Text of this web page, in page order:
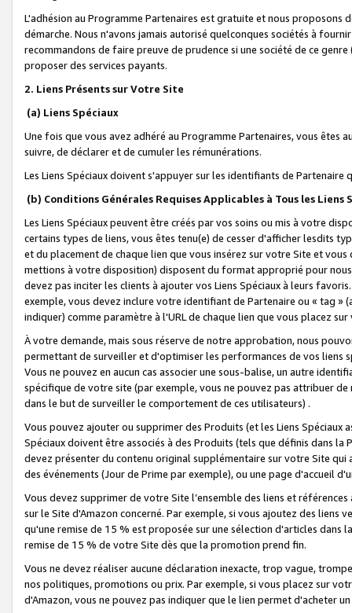
L'adhésion au Programme Partenaires est gratuite et nous proposons
démarche. Nous n'avons jamais autorisé quelconques sociétés à
recommandons de faire preuve de prudence si une société de ce
proposer des services payants.
2. Liens Présents sur Votre Site
(a) Liens Spéciaux
Une fois que vous avez adhéré au Programme Partenaires, vous êtes
suivre, de déclarer et de cumuler les rémunérations.
Les Liens Spéciaux doivent s'appuyer sur les identifiants de Partenaire
(b) Conditions Générales Requises Applicables à Tous les Liens
Les Liens Spéciaux peuvent être créés par vos soins ou mis à votre
certains types de liens, vous êtes tenu(e) de cesser d'afficher lesdits
et du placement de chaque lien que vous insérez sur votre Site et
mettions à votre disposition) disposent du format approprié pour
devez pas inciter les clients à ajouter vos Liens Spéciaux à leurs
exemple, vous devez inclure votre identifiant de Partenaire ou « tag
indiquer) comme paramètre à l'URL de chaque lien que vous placez
À votre demande, mais sous réserve de notre approbation, nous
permettant de surveiller et d'optimiser les performances de vos liens
Vous ne pouvez en aucun cas associer une sous-balise, un autre
spécifique de votre site (par exemple, vous ne pouvez pas attribuer
dans le but de surveiller le comportement de ces utilisateurs) .
Vous pouvez ajouter ou supprimer des Produits (et les Liens
Spéciaux doivent être associés à des Produits (tels que définis dans
devez présenter du contenu original supplémentaire sur votre Site qui
des événements (Jour de Prime par exemple), ou une page d'accueil
Vous devez supprimer de votre Site l’ensemble des liens et
sur le Site d'Amazon concerné. Par exemple, si vous ajoutez des
qu'une remise de 15 % est proposée sur une sélection d'articles
remise de 15 % de votre Site dès que la promotion prend fin.
Vous ne devez réaliser aucune déclaration inexacte, trop vague,
nos politiques, promotions ou prix. Par exemple, si vous placez sur
d'Amazon, vous ne pouvez pas indiquer que le lien permet d'acheter